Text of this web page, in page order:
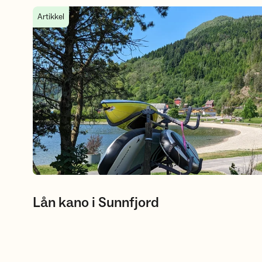
Lån kano i Sunnfjord
Artikkel
Lån kano i Sunnfjord